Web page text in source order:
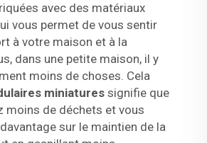
avec des matériaux
vous permet de vous sentir
à votre maison et à la
dans une petite maison, il y
moins de choses. Cela
miniatures signifie que
moins de déchets et vous
sur le maintien de la